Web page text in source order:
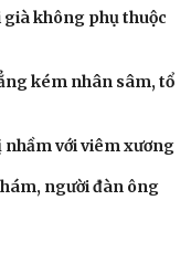
tâm hồn
già không phụ thuộc
kém nhân sâm, tổ
nhầm với viêm xương
người đàn ông